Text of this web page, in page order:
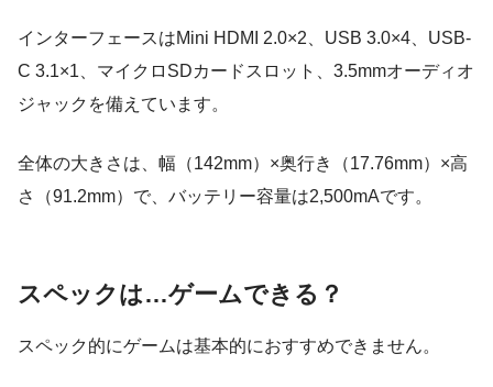
インターフェースはMini HDMI 2.0×2、USB 3.0×4、USB-
C 3.1×1、マイクロSDカードスロット、3.5mmオーディオ
ジャックを備えています。
全体の大きさは、幅（142mm）×奥行き（17.76mm）×高
さ（91.2mm）で、バッテリー容量は2,500mAです。
スペックは…ゲームできる？
スペック的にゲームは基本的におすすめできません。